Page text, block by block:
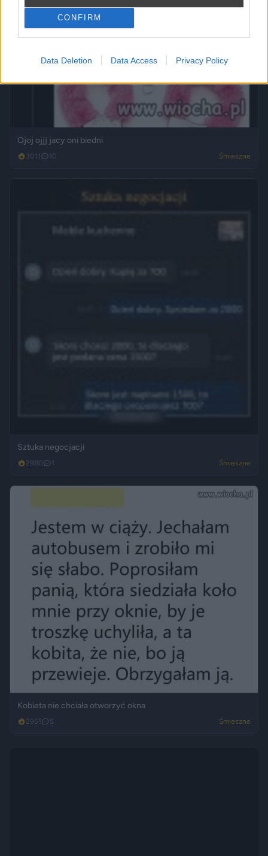
CONFIRM
Data Deletion Data Access Privacy Policy
Ojoj ojjj jacy oni biedni
3011 10 Śmieszne
Sztuka negocjacji
2980 1 Śmieszne
Kobieta nie chciała otworzyć okna
2951 5 Śmieszne